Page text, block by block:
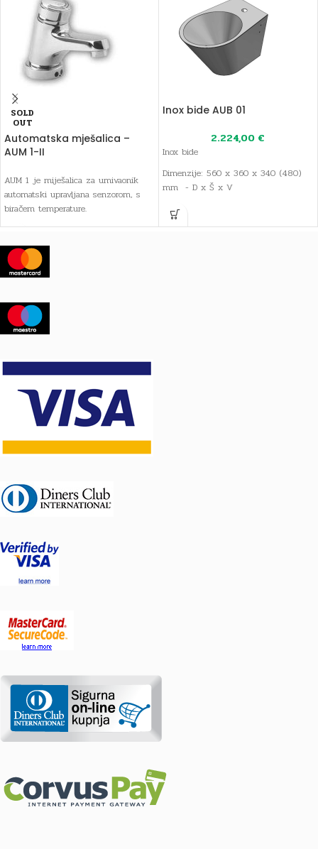
SOLD
OUT
Automatska mješalica –
AUM 1-II
AUM 1 je miješalica za umivaonik
automatski upravljana senzorom, s
biračem temperature.
Inox bide AUB 01
2.224,00 €
Inox bide
Dimenzije: 560 x 360 x 340 (480)
mm - D x Š x V
Težina: 18 kg
Nosivost: 150 kg